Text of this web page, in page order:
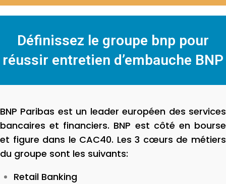
Définissez le groupe bnp pour
réussir entretien d’embauche BNP
BNP Paribas est un leader européen des services
bancaires et financiers. BNP est côté en bourse
et figure dans le CAC40. Les 3 cœurs de métiers
du groupe sont les suivants:
Retail Banking